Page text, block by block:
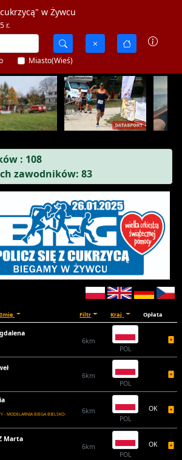
w Żywcu
r.
Miasto(Wieś)
: 108
zawodników: 83
Filtr Kraj Opłata
6km
POL
6km
POL
- MODELARNIA BIEGA BIELSKO-
6km
POL
OK
Marta
6km
POL
OK